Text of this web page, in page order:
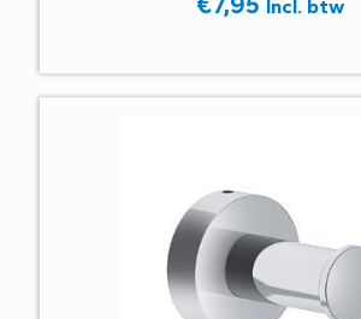
Incl. btw